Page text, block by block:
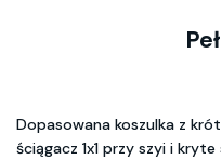
Dopasowana koszulka z
ściągacz 1x1 przy szyi i